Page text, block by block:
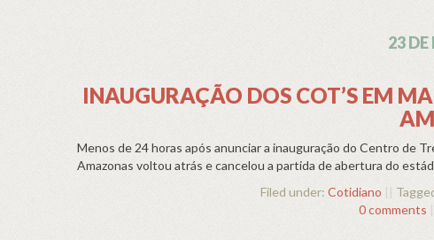
23
INAUGURAÇÃO DOS COT’S EM
Menos de 24 horas após anunciar a inauguração do Centro de
Amazonas voltou atrás e cancelou a partida de abertura do
Filed under: Cotidiano ||
0 comments